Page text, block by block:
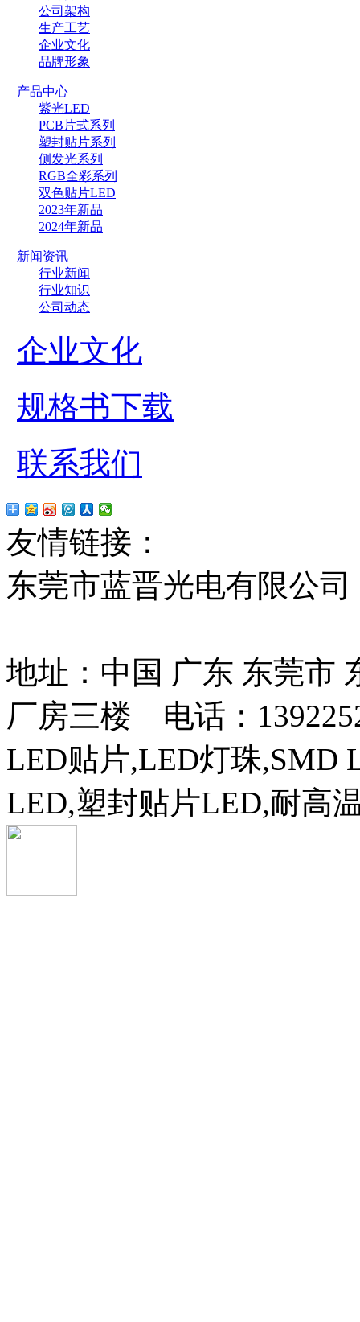
公司架构
生产工艺
企业文化
品牌形象
产品中心
紫光LED
PCB片式系列
塑封贴片系列
侧发光系列
RGB全彩系列
双色贴片LED
2023年新品
2024年新品
新闻资讯
行业新闻
行业知识
公司动态
企业文化
规格书下载
联系我们
友情链接：
东莞市蓝晋光电有限公
地址：中国 广东 东莞市
厂房三楼 电话：
LED贴片,LED灯珠,SMD
LED,塑封贴片LED,耐